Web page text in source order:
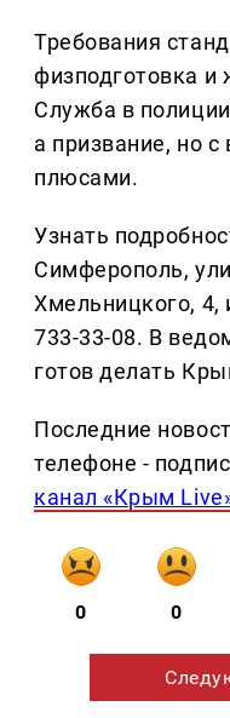
Требования
физподготовка и
Служба в
а призвание, но
плюсами.
Узнать
Симферополь,
Хмельницкого, 4,
733-33-08. В
готов делать
Последние
телефоне -
канал «Крым
0 0